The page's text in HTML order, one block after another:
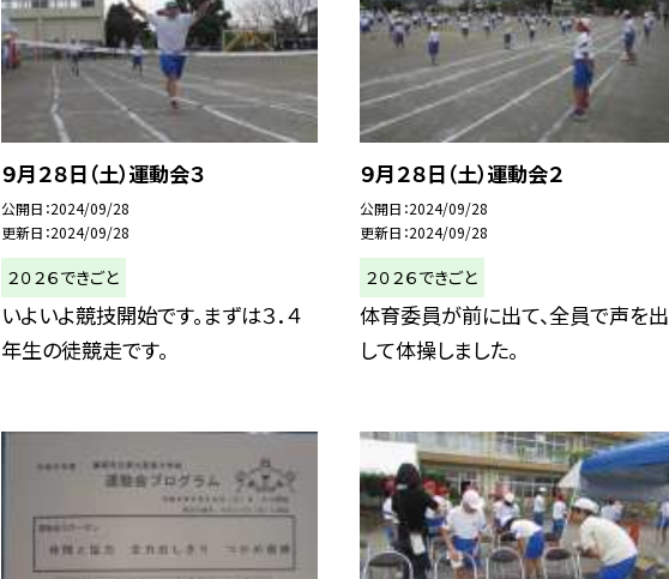
９月２８日（土）運動会３
公開日 2024/09/28
更新日 2024/09/28
２０２６できごと
いよいよ競技開始です。まずは３．４
年生の徒競走です。
９月２８日（土）運動会２
公開日 2024/09/28
更新日 2024/09/28
２０２６できごと
体育委員が前に出て、全員で声を出
して体操しました。